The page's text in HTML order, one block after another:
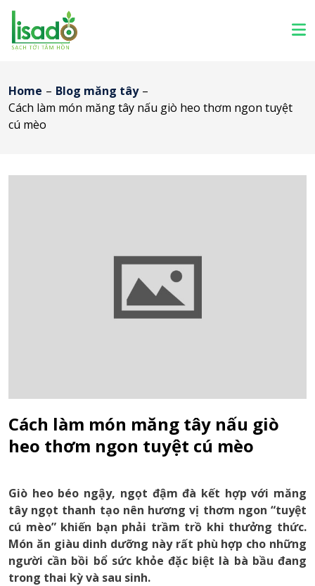
Home – Blog măng tây –
Cách làm món măng tây nấu giò heo thơm ngon tuyệt
cú mèo
Cách làm món măng tây nấu giò
heo thơm ngon tuyệt cú mèo
Giò heo béo ngậy, ngọt đậm đà kết hợp với măng
tây ngọt thanh tạo nên hương vị thơm ngon “tuyệt
cú mèo” khiến bạn phải trầm trồ khi thưởng thức.
Món ăn giàu dinh dưỡng này rất phù hợp cho những
người cần bồi bổ sức khỏe đặc biệt là bà bầu đang
trong thai kỳ và sau sinh.